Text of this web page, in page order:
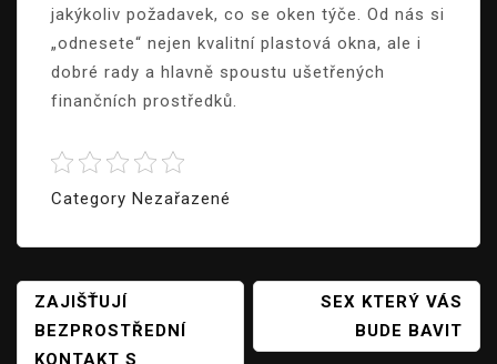
jakýkoliv požadavek, co se oken týče. Od nás si
„odnesete“ nejen kvalitní plastová okna, ale i
dobré rady a hlavně spoustu ušetřených
finančních prostředků.
Category Nezařazené
Navigace
Pro
ZAJIŠŤUJÍ
BEZPROSTŘEDNÍ
KONTAKT S
SEX KTERÝ VÁS
BUDE BAVIT